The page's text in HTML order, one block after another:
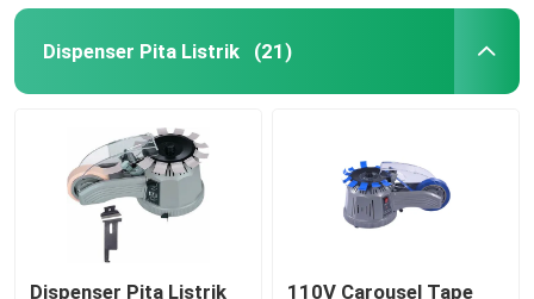
Konsentrator Oksigen 10L
Ruang Pengeringan Hewan Peliharaan
Kotak Pengeringan Hewan Peliharaan
Toilet Pintar Kucing
Dispenser Pita Listrik (21)
Dispenser Pita Listrik
110V Carousel Tape